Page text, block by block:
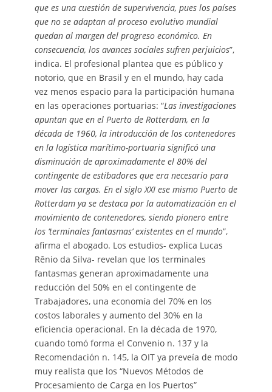
que es una cuestión de supervivencia, pues los países
que no se adaptan al proceso evolutivo mundial
quedan al margen del progreso económico. En
consecuencia, los avances sociales sufren perjuicios”,
indica. El profesional plantea que es público y
notorio, que en Brasil y en el mundo, hay cada
vez menos espacio para la participación humana
en las operaciones portuarias: “Las investigaciones
apuntan que en el Puerto de Rotterdam, en la
década de 1960, la introducción de los contenedores
en la logística marítimo-portuaria significó una
disminución de aproximadamente el 80% del
contingente de estibadores que era necesario para
mover las cargas. En el siglo XXI ese mismo Puerto de
Rotterdam ya se destaca por la automatización en el
movimiento de contenedores, siendo pionero entre
los ‘terminales fantasmas’ existentes en el mundo”,
afirma el abogado. Los estudios- explica Lucas
Rênio da Silva- revelan que los terminales
fantasmas generan aproximadamente una
reducción del 50% en el contingente de
Trabajadores, una economía del 70% en los
costos laborales y aumento del 30% en la
eficiencia operacional. En la década de 1970,
cuando tomó forma el Convenio n. 137 y la
Recomendación n. 145, la OIT ya preveía de modo
muy realista que los “Nuevos Métodos de
Procesamiento de Carga en los Puertos”